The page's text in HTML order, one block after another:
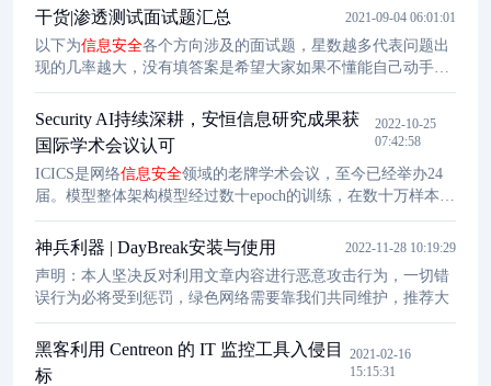
挑战。怎样才能使得云计算安全运行于互联网中是大家一直在
探讨的问题。针对互联网环境中云计算运 行的传统及固有安全
问题，我们进行了详细的阐述，并提出了科学、有效的信息安
全防护方案，希 望对云计算运行以及互联网的健康发展起到积
极作用。
干货|渗透测试面试题汇总 2021-09-04 06:01:01
以下为信息安全各个方向涉及的面试题，星数越多代表问题出
现的几率越大，没有填答案是希望大家如果不懂能自己动手找
到答案，祝各位都能找到满意的工作:) 注:做这个List的目标不
是全，因为无论如何都不可能覆盖所有的面试问题，更多的还
是希望由点达面，查漏补缺。
Security AI持续深耕，安恒信息研究成果获
国际学术会议认可
2022-10-25
07:42:58
ICICS是网络信息安全领域的老牌学术会议，至今已经举办24
届。模型整体架构模型经过数十epoch的训练，在数十万样本的
测试中，其综合表现F1-score超过了3种webshell检测工具和3种
基于深度学习的
webshell检测模型。
神兵利器 | DayBreak安装与使用 2022-11-28 10:19:29
声明：本人坚决反对利用文章内容进行恶意攻击行为，一切错
误行为必将受到惩罚，绿色网络需要靠我们共同维护，推荐大
黑客利用 Centreon 的 IT 监控工具入侵目
标
2021-02-16
15:15:31